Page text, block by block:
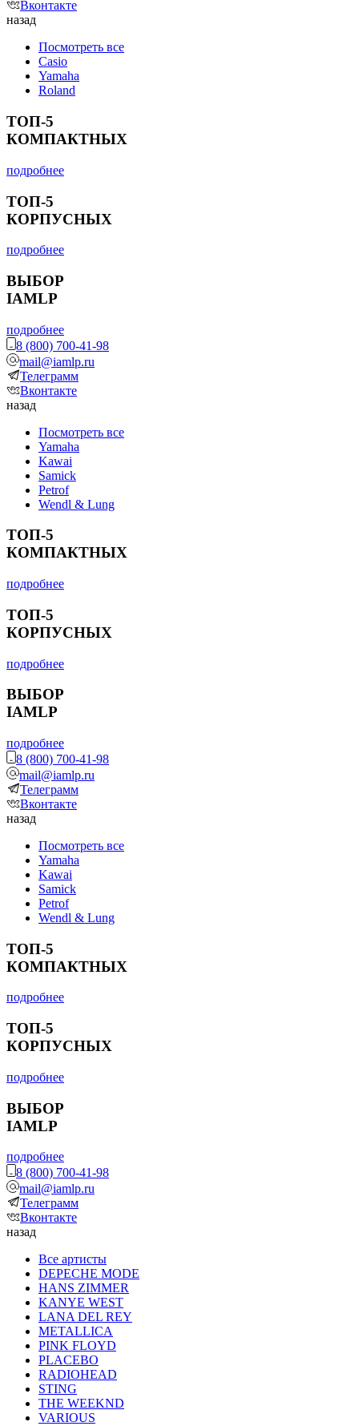
Вконтакте
назад
Посмотреть все
Casio
Yamaha
Roland
ТОП-5
КОМПАКТНЫХ
подробнее
ТОП-5
КОРПУСНЫХ
подробнее
ВЫБОР
IAMLP
подробнее
8 (800) 700-41-98
mail@iamlp.ru
Телеграмм
Вконтакте
назад
Посмотреть все
Yamaha
Kawai
Samick
Petrof
Wendl & Lung
ТОП-5
КОМПАКТНЫХ
подробнее
ТОП-5
КОРПУСНЫХ
подробнее
ВЫБОР
IAMLP
подробнее
8 (800) 700-41-98
mail@iamlp.ru
Телеграмм
Вконтакте
назад
Посмотреть все
Yamaha
Kawai
Samick
Petrof
Wendl & Lung
ТОП-5
КОМПАКТНЫХ
подробнее
ТОП-5
КОРПУСНЫХ
подробнее
ВЫБОР
IAMLP
подробнее
8 (800) 700-41-98
mail@iamlp.ru
Телеграмм
Вконтакте
назад
Все артисты
DEPECHE MODE
HANS ZIMMER
KANYE WEST
LANA DEL REY
METALLICA
PINK FLOYD
PLACEBO
RADIOHEAD
STING
THE WEEKND
VARIOUS